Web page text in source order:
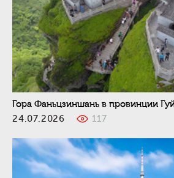
Гора Фаньцзиншань в провинции
24.07.2026
117